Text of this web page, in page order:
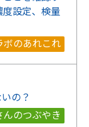
設定、検量
ボのあれこれ
の？
んのつぶやき